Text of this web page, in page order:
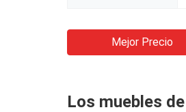
Mejor Precio
Los muebles